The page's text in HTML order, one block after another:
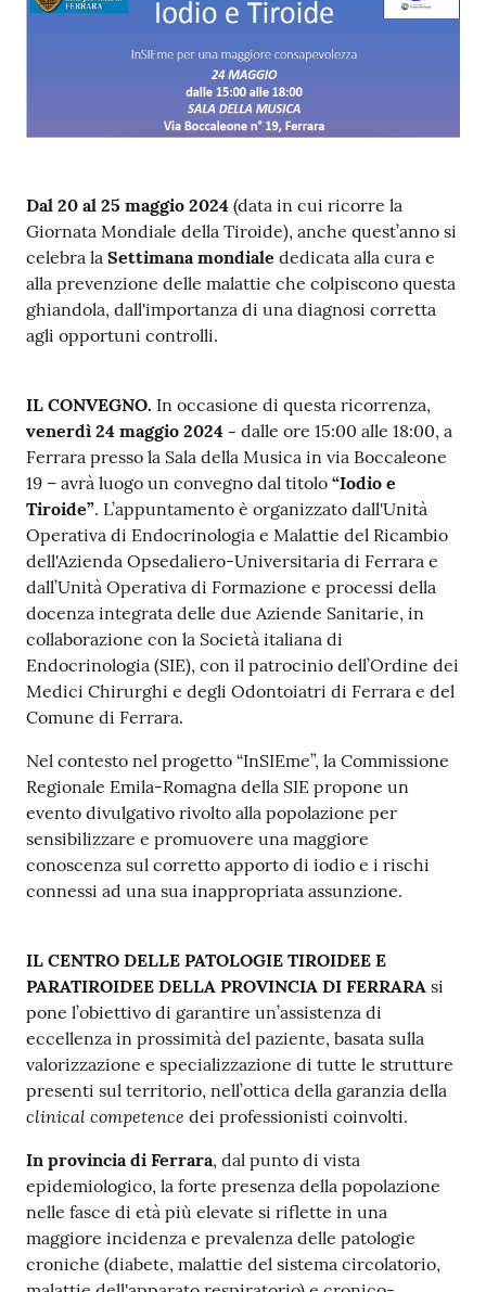
t
e
e
r
e
A
m
n
i
s
t
r
a
z
i
o
n
e
t
r
a
s
p
a
r
e
n
e
Fornitori
Seguici
Dal 20 al 25 maggio 2024 (data in cui ricorre la
Giornata Mondiale della Tiroide), anche quest’anno si
celebra la Settimana mondiale dedicata alla cura e
alla prevenzione delle malattie che colpiscono questa
ghiandola, dall'importanza di una diagnosi corretta
agli opportuni controlli.
IL CONVEGNO. In occasione di questa ricorrenza,
venerdì 24 maggio 2024 - dalle ore 15:00 alle 18:00, a
Ferrara presso la Sala della Musica in via Boccaleone
19 – avrà luogo un convegno dal titolo “Iodio e
Tiroide”. L’appuntamento è organizzato dall'Unità
Operativa di Endocrinologia e Malattie del Ricambio
dell'Azienda Opsedaliero-Universitaria di Ferrara e
dall’Unità Operativa di Formazione e processi della
docenza integrata delle due Aziende Sanitarie, in
collaborazione con la Società italiana di
Endocrinologia (SIE), con il patrocinio dell’Ordine dei
Medici Chirurghi e degli Odontoiatri di Ferrara e del
Comune di Ferrara.
Nel contesto nel progetto “InSIEme”, la Commissione
Regionale Emila-Romagna della SIE propone un
evento divulgativo rivolto alla popolazione per
sensibilizzare e promuovere una maggiore
conoscenza sul corretto apporto di iodio e i rischi
connessi ad una sua inappropriata assunzione.
IL CENTRO DELLE PATOLOGIE TIROIDEE E
PARATIROIDEE DELLA PROVINCIA DI FERRARA si
pone l’obiettivo di garantire un’assistenza di
eccellenza in prossimità del paziente, basata sulla
valorizzazione e specializzazione di tutte le strutture
presenti sul territorio, nell’ottica della garanzia della
clinical competence dei professionisti coinvolti.
In provincia di Ferrara, dal punto di vista
epidemiologico, la forte presenza della popolazione
nelle fasce di età più elevate si riflette in una
maggiore incidenza e prevalenza delle patologie
croniche (diabete, malattie del sistema circolatorio,